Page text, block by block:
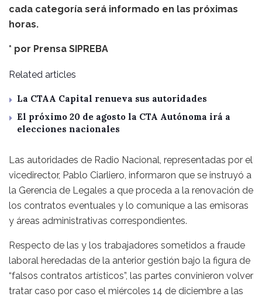
cada categoría será informado en las próximas
horas.
* por Prensa SIPREBA
Related articles
La CTAA Capital renueva sus autoridades
El próximo 20 de agosto la CTA Autónoma irá a
elecciones nacionales
Las autoridades de Radio Nacional, representadas por el
vicedirector, Pablo Ciarliero, informaron que se instruyó a
la Gerencia de Legales a que proceda a la renovación de
los contratos eventuales y lo comunique a las emisoras
y áreas administrativas correspondientes.
Respecto de las y los trabajadores sometidos a fraude
laboral heredadas de la anterior gestión bajo la figura de
“falsos contratos artísticos”, las partes convinieron volver
tratar caso por caso el miércoles 14 de diciembre a las